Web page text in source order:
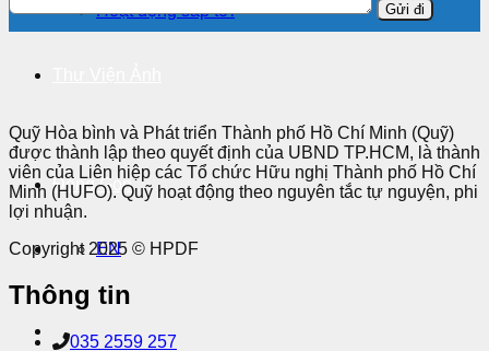
Hoạt động sắp tới
Đóng Góp
EN
Quỹ Hòa bình và Phát triển Thành phố Hồ Chí Minh (Quỹ)
được thành lập theo quyết định của UBND TP.HCM, là thành
viên của Liên hiệp các Tổ chức Hữu nghị Thành phố Hồ Chí
Minh (HUFO). Quỹ hoạt động theo nguyên tắc tự nguyện, phi
lợi nhuận.
Copyright 2025 © HPDF
Thông tin
035 2559 257